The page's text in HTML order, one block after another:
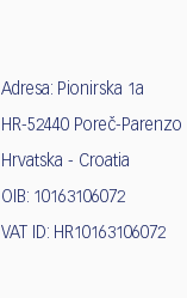
Adresa: Pionirska 1a
HR-52440 Poreč-Parenzo
Hrvatska - Croatia
OIB: 10163106072
VAT ID: HR10163106072